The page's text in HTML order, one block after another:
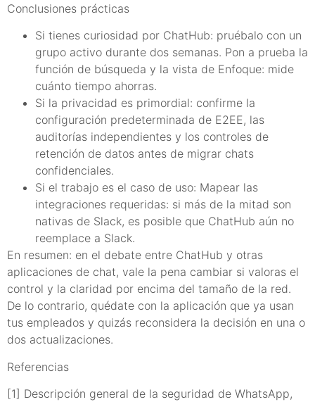
Conclusiones prácticas
Si tienes curiosidad por ChatHub: pruébalo con un
grupo activo durante dos semanas. Pon a prueba la
función de búsqueda y la vista de Enfoque: mide
cuánto tiempo ahorras.
Si la privacidad es primordial: confirme la
configuración predeterminada de E2EE, las
auditorías independientes y los controles de
retención de datos antes de migrar chats
confidenciales.
Si el trabajo es el caso de uso: Mapear las
integraciones requeridas: si más de la mitad son
nativas de Slack, es posible que ChatHub aún no
reemplace a Slack.
En resumen: en el debate entre ChatHub y otras
aplicaciones de chat, vale la pena cambiar si valoras el
control y la claridad por encima del tamaño de la red.
De lo contrario, quédate con la aplicación que ya usan
tus empleados y quizás reconsidera la decisión en una o
dos actualizaciones.
Referencias
[1] Descripción general de la seguridad de WhatsApp,